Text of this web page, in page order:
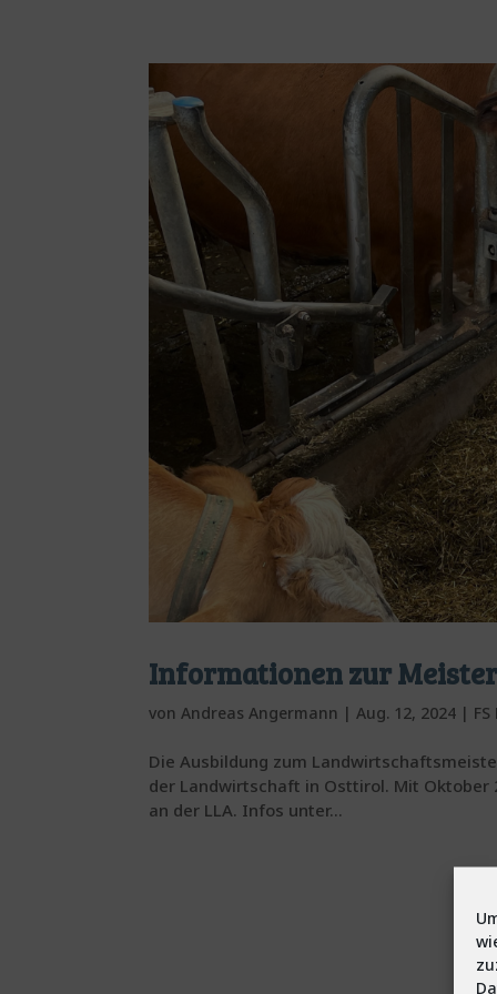
Informationen zur
vonAndreas Angermann |Aug. 12, 2024 |
Die Ausbildung zum
der Landwirtschaft in Osttirol. Mit
an der LLA. Infos unter...